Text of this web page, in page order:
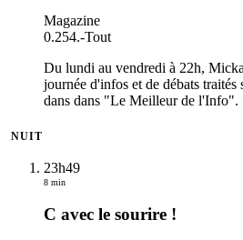
Magazine
0.254.-Tout
Du lundi au vendredi à 22h,
journée d'infos et de débats
dans dans "Le Meilleur de l'Info".
NUIT
23h49
8 min
C avec le sourire !